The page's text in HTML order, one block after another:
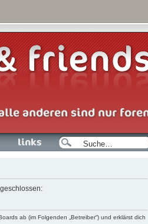
ab (im Folgenden „Betreiber“) und erklärst dich